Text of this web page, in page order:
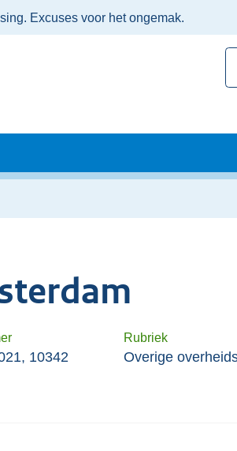
Excuses voor het ongemak.
Rubriek
10342 Overige